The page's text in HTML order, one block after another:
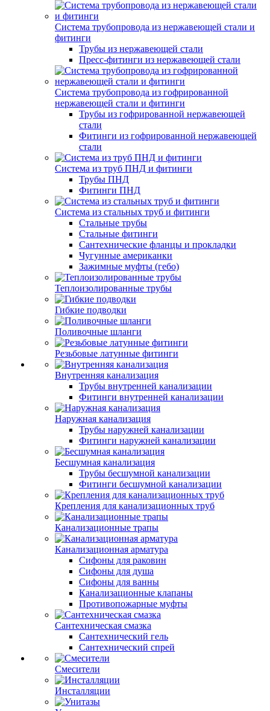
Система трубопровода из нержавеющей стали и
фитинги
Трубы из нержавеющей стали
Пресс-фитинги из нержавеющей стали
Система трубопровода из гофрированной
нержавеющей стали и фитинги
Трубы из гофрированной нержавеющей
стали
Фитинги из гофрированной нержавеющей
стали
Система из труб ПНД и фитинги
Трубы ПНД
Фитинги ПНД
Система из стальных труб и фитинги
Стальные трубы
Стальные фитинги
Сантехнические фланцы и прокладки
Чугунные американки
Зажимные муфты (гебо)
Теплоизолированные трубы
Гибкие подводки
Поливочные шланги
Резьбовые латунные фитинги
Внутренняя канализация
Трубы внутренней канализации
Фитинги внутренней канализации
Наружная канализация
Трубы наружней канализации
Фитинги наружней канализации
Бесшумная канализация
Трубы бесшумной канализации
Фитинги бесшумной канализации
Крепления для канализационных труб
Канализационные трапы
Канализационная арматура
Сифоны для раковин
Сифоны для душа
Сифоны для ванны
Канализационные клапаны
Противопожарные муфты
Сантехническая смазка
Сантехнический гель
Сантехнический спрей
Смесители
Инсталляции